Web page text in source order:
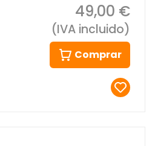
49,00 €
(IVA incluido)
Comprar